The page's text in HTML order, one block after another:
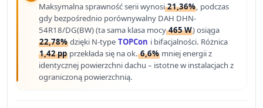
Maksymalna sprawność serii wynosi21,36%, podczas
gdy bezpośrednio porównywalny DAH DHN-
54R18/DG(BW) (ta sama klasa mocy465 W) osiąga
22,78% dzięki N-type TOPCon i bifacjalności. Różnica
1,42 pp przekłada się na ok.6,6% mniej energii z
identycznej powierzchni dachu – istotne w instalacjach z
ograniczoną powierzchnią.